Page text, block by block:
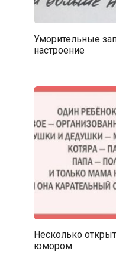
Уморительные
настроение
Несколько
юмором